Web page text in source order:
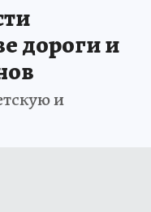
дороги и
и